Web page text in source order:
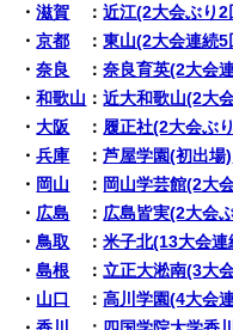
・滋賀 ：近江(2大会ぶり2
・京都 ：東山(2大会連続5
・奈良 ：奈良育英(2大会
・和歌山 ：近大和歌山(2大
・大阪 ： 履正社(2大会ぶ
・兵庫 ：芦屋学園(初出場)
・ 岡山 ： 岡山学芸館(2大
・ 広島 ： 広島皆実(2大会
・鳥取 ：米子北(13大会連
・島根 ：立正大淞南(3大
・ 山口 ：高川学園(4大会